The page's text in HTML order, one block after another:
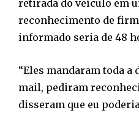
retirada do veículo em
reconhecimento de
informado seria de 48
“Eles mandaram toda a
mail, pediram
disseram que eu